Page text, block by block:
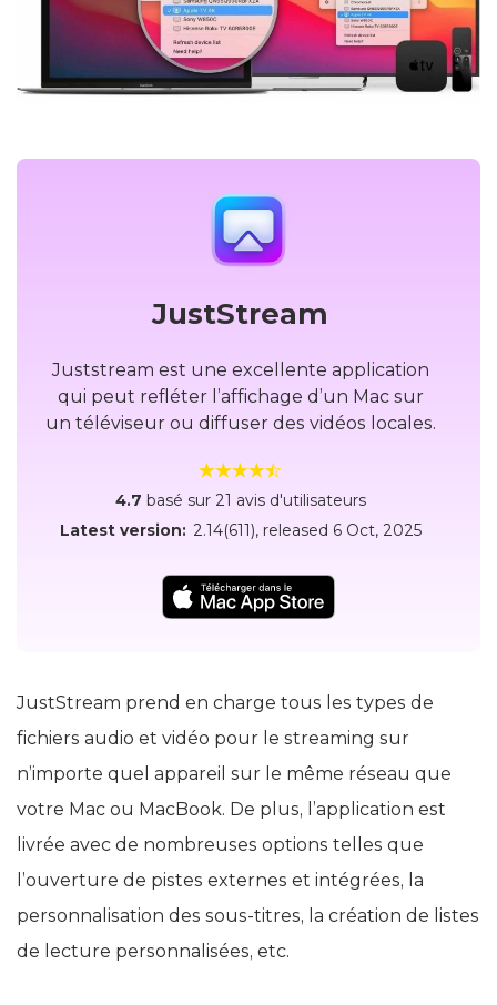
JustStream
Juststream est une excellente application
qui peut refléter l’affichage d’un Mac sur
un téléviseur ou diffuser des vidéos locales.
4.7 basé sur 21 avis d'utilisateurs
Latest version: 2.14(611), released 6 Oct, 2025
JustStream prend en charge tous les types de
fichiers audio et vidéo pour le streaming sur
n’importe quel appareil sur le même réseau que
votre Mac ou MacBook. De plus, l’application est
livrée avec de nombreuses options telles que
l’ouverture de pistes externes et intégrées, la
personnalisation des sous-titres, la création de listes
de lecture personnalisées, etc.